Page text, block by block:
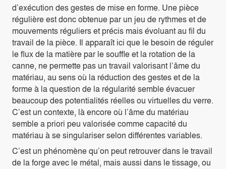
d’exécution des gestes de mise en forme. Une pièce
régulière est donc obtenue par un jeu de rythmes et de
mouvements réguliers et précis mais évoluant au fil du
travail de la pièce. Il apparaît ici que le besoin de réguler
le flux de la matière par le souffle et la rotation de la
canne, ne permette pas un travail valorisant l’âme du
matériau, au sens où la réduction des gestes et de la
forme à la question de la régularité semble évacuer
beaucoup des potentialités réelles ou virtuelles du verre.
C’est un contexte, là encore où l’âme du matériau
semble a priori peu valorisée comme capacité du
matériau à se singulariser selon différentes variables.
C’est un phénomène qu’on peut retrouver dans le travail
de la forge avec le métal, mais aussi dans le tissage, ou